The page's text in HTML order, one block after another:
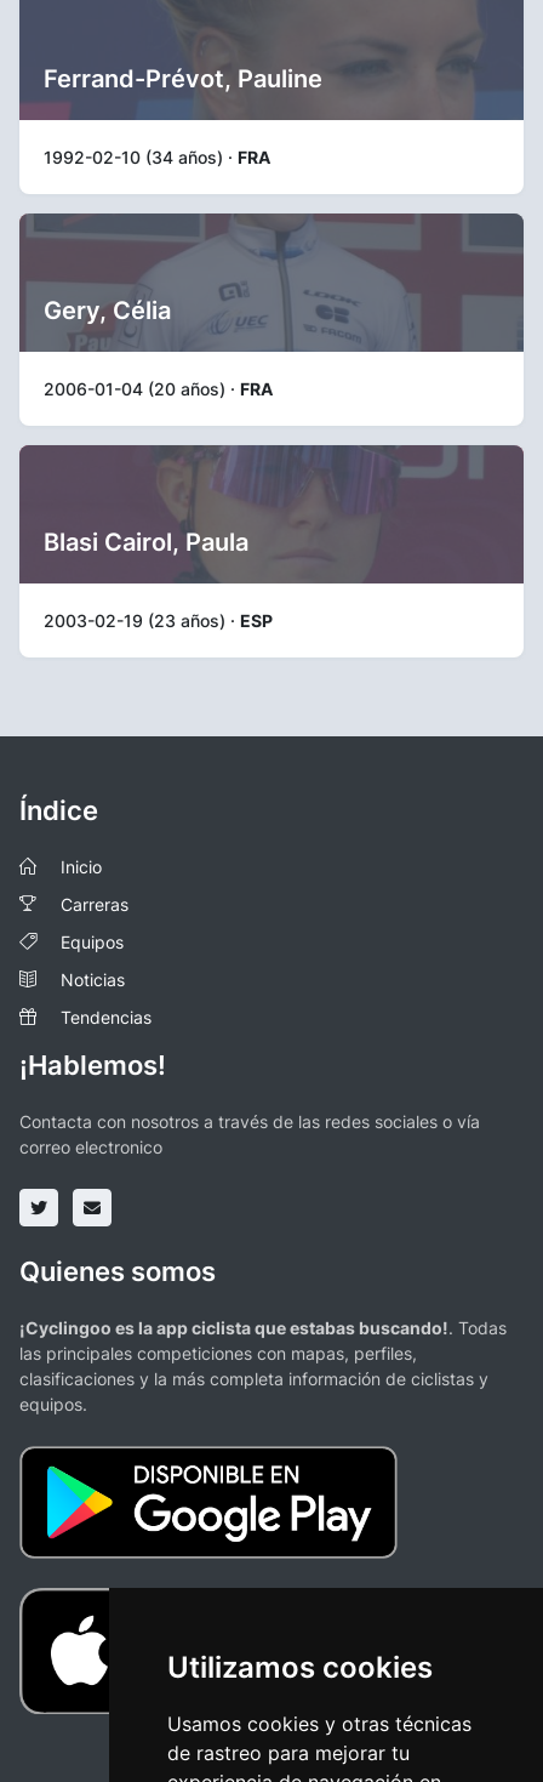
Utilizamos cookies
Usamos cookies y otras técnicas
de rastreo para mejorar tu
Ferrand-Prévot, Pauline
1992-02-10 (34 años) · FRA
Gery, Célia
2006-01-04 (20 años) · FRA
Blasi Cairol, Paula
2003-02-19 (23 años) · ESP
Índice
Inicio
Carreras
Equipos
Noticias
Tendencias
¡Hablemos!
Contacta con nosotros a través de las redes sociales o vía
correo electronico
Quienes somos
¡Cyclingoo es la app ciclista que estabas buscando!. Todas
las principales competiciones con mapas, perfiles,
clasificaciones y la más completa información de ciclistas y
equipos.